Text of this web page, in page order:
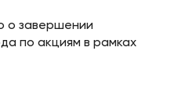
о завершении
по акциям в рамках